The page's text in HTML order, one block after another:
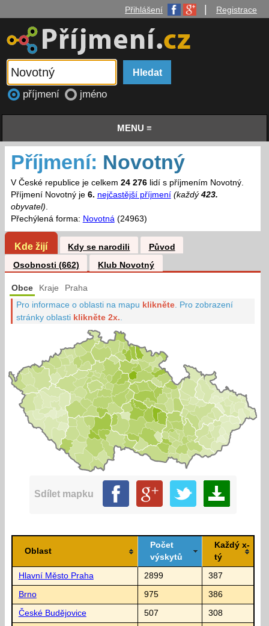
Přihlášení Registrace
příjmení jméno
MENU ≡
Příjmení: Novotný
V České republice je celkem 24 276lidí s příjmením Novotný.
Příjmení Novotný je 6. nejčastější příjmení (každý 423.
obyvatel).
Přechýlená forma: Novotná(24963)
Kde žijí Kdy se narodili
Původ
Osobnosti (662)
Klub Novotný
Obce Kraje Praha
Pro informace o oblasti na mapu klikněte Pro zobrazení
stránky oblasti klikněte 2x.
Sdílet mapku
Oblast
Počet
výskytů
Každý x-
tý
Hlavní Město Praha 2899 387
Brno 975 386
České Budějovice 507 308